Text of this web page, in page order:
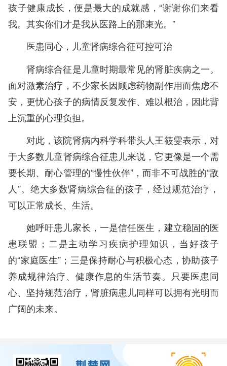
孩子健康成长，便是最大的成就感，“谢谢你们来看
我。其实你们才是我从医路上的那束光。”
医患同心，儿童肾病综合征可控可治
肾病综合征是儿童时期最常见的肾脏疾病之一。
面对激素治疗，不少家长因顾虑药物副作用而焦虑不
安，更忧心孩子的病情反复发作、难以根治，因此背
上沉重的心理负担。
对此，该院肾病内科学科带头人王筱雯表示，对
于大多数儿童肾病综合征患儿来说，它更像是一个需
要长期、耐心管理的“慢性伙伴”，而非不可战胜的“敌
人”。绝大多数肾病综合征的孩子，经过规范治疗，
可以正常成长、生活。
她呼吁患儿家长，一是信任医生，建立稳固的医
患联盟；二是主动学习疾病护理知识，当好孩子
的“家庭医生”；三是保持耐心与积极心态，协助孩子
养成规律治疗、健康作息的生活节奏。只要医患同
心、坚持规范治疗，肾脏病患儿同样可以拥有光明而
广阔的未来。